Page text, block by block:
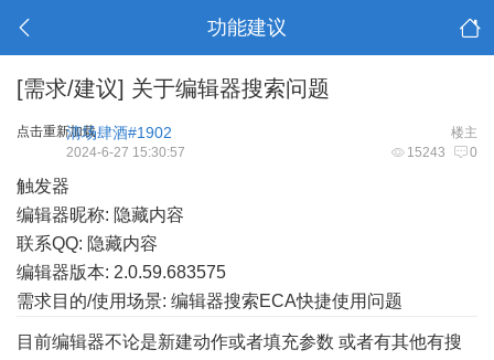
功能建议
[需求/建议] 关于编辑器搜索问题
点击重新加载 楼主
清场肆酒#1902
15243 0
2024-6-27 15:30:57
触发器
编辑器昵称: 隐藏内容
联系QQ: 隐藏内容
编辑器版本: 2.0.59.683575
需求目的/使用场景: 编辑器搜索ECA快捷使用问题
目前编辑器不论是新建动作或者填充参数 或者有其他有搜